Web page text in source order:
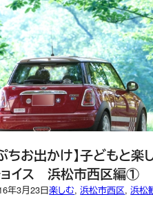
ちお出かけ】子どもと
イス 浜松市西区編①
年3月23日楽しむ, 浜松市西区, 浜松